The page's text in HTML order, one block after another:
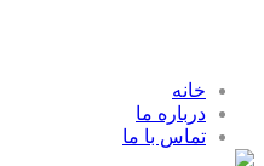
خانه
درباره ما
تماس با ما